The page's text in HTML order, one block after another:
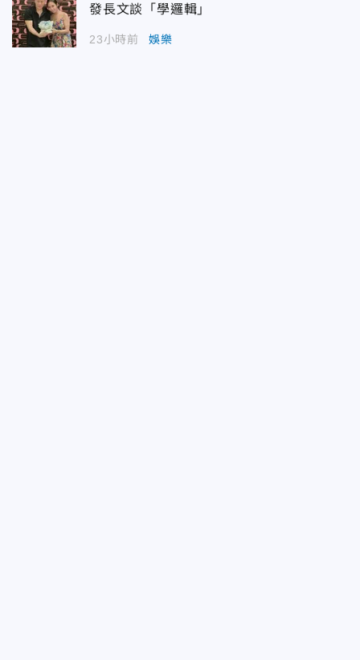
發長文談「學邏輯」
23小時前 娛樂